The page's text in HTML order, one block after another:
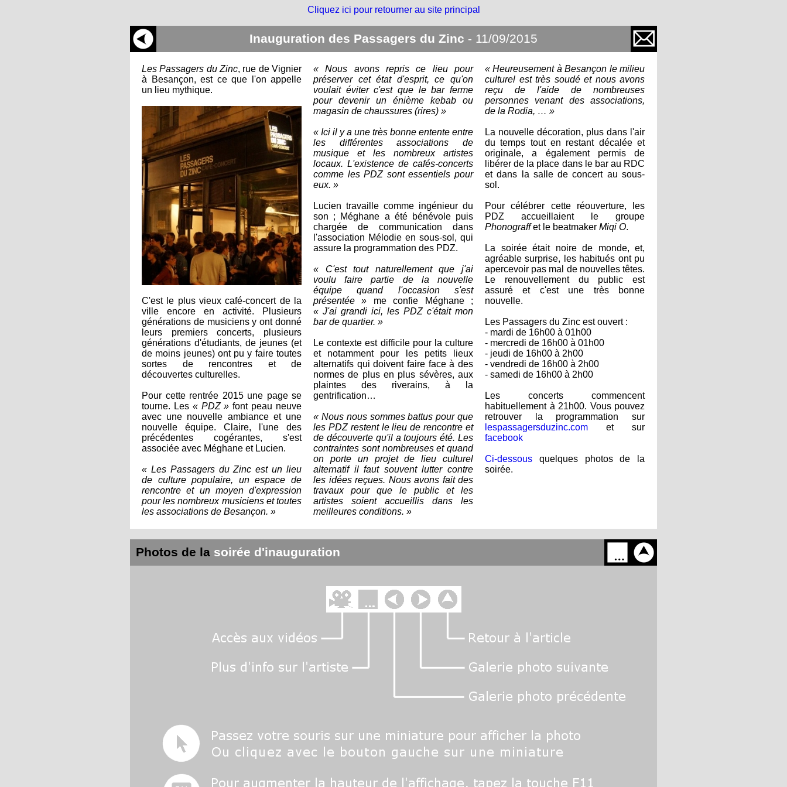
Cliquez ici pour retourner au site principal
Inauguration des Passagers du Zinc - 11/09/2015
Les Passagers du Zinc, rue de Vignier
à Besançon, est ce que l'on appelle
un lieu mythique.
C'est le plus vieux café-concert de la
ville encore en activité. Plusieurs
générations de musiciens y ont donné
leurs premiers concerts, plusieurs
générations d'étudiants, de jeunes (et
de moins jeunes) ont pu y faire toutes
sortes de rencontres et de
découvertes culturelles.
Pour cette rentrée 2015 une page se
tourne. Les « PDZ » font peau neuve
avec une nouvelle ambiance et une
nouvelle équipe. Claire, l'une des
précédentes cogérantes, s'est
associée avec Méghane et Lucien.
« Les Passagers du Zinc est un lieu
de culture populaire, un espace de
rencontre et un moyen d'expression
pour les nombreux musiciens et toutes
les associations de Besançon. »
« Nous avons repris ce lieu pour
préserver cet état d'esprit, ce qu'on
voulait éviter c'est que le bar ferme
pour devenir un énième kebab ou
magasin de chaussures (rires) »
« Ici il y a une très bonne entente entre
les différentes associations de
musique et les nombreux artistes
locaux. L'existence de cafés-concerts
comme les PDZ sont essentiels pour
eux. »
Lucien travaille comme ingénieur du
son ; Méghane a été bénévole puis
chargée de communication dans
l'association Mélodie en sous-sol, qui
assure la programmation des PDZ.
« C'est tout naturellement que j'ai
voulu faire partie de la nouvelle
équipe quand l'occasion s'est
présentée » me confie Méghane ;
« J'ai grandi ici, les PDZ c'était mon
bar de quartier. »
Le contexte est difficile pour la culture
et notamment pour les petits lieux
alternatifs qui doivent faire face à des
normes de plus en plus sévères, aux
plaintes des riverains, à la
gentrification…
« Nous nous sommes battus pour que
les PDZ restent le lieu de rencontre et
de découverte qu'il a toujours été. Les
contraintes sont nombreuses et quand
on porte un projet de lieu culturel
alternatif il faut souvent lutter contre
les idées reçues. Nous avons fait des
travaux pour que le public et les
artistes soient accueillis dans les
meilleures conditions. »
« Heureusement à Besançon le milieu
culturel est très soudé et nous avons
reçu de l'aide de nombreuses
personnes venant des associations,
de la Rodia, … »
La nouvelle décoration, plus dans l'air
du temps tout en restant décalée et
originale, a également permis de
libérer de la place dans le bar au RDC
et dans la salle de concert au sous-
sol.
Pour célébrer cette réouverture, les
PDZ accueillaient le groupe
Phonograffet le beatmaker Miqi O.
La soirée était noire de monde, et,
agréable surprise, les habitués ont pu
apercevoir pas mal de nouvelles têtes.
Le renouvellement du public est
assuré et c'est une très bonne
nouvelle.
Les Passagers du Zinc est ouvert :
- mardi de 16h00 à 01h00
- mercredi de 16h00 à 01h00
- jeudi de 16h00 à 2h00
- vendredi de 16h00 à 2h00
- samedi de 16h00 à 2h00
Les concerts commencent
habituellement à 21h00. Vous pouvez
retrouver la programmation sur
lespassagersduzinc.com et sur
facebook
Ci-dessous quelques photos de la
soirée.
Photos de la soirée d'inauguration